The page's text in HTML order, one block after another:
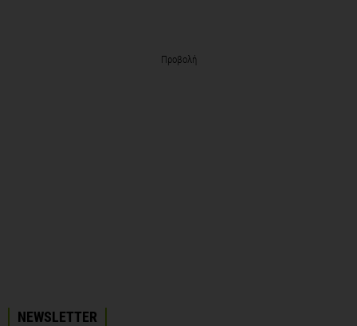
Προβολή
NEWSLETTER